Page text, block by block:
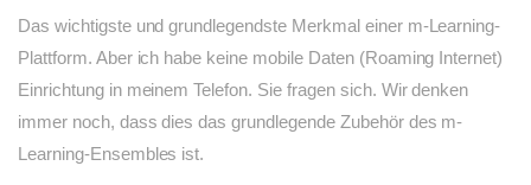
Das wichtigste und grundlegendste Merkmal einer m-Learning-
Plattform. Aber ich habe keine mobile Daten (Roaming Internet)
Einrichtung in meinem Telefon. Sie fragen sich. Wir denken
immer noch, dass dies das grundlegende Zubehör des m-
Learning-Ensembles ist.